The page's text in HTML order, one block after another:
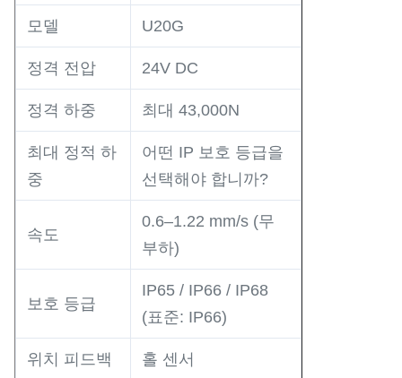
모델 U20G
정격 전압 24V DC
정격 하중 최대 43,000N
최대 정적 하
중
어떤 IP 보호 등급을
선택해야 합니까?
속도
0.6–1.22 mm/s (무
부하)
보호 등급
IP65 / IP66 / IP68
(표준: IP66)
위치 피드백 홀 센서